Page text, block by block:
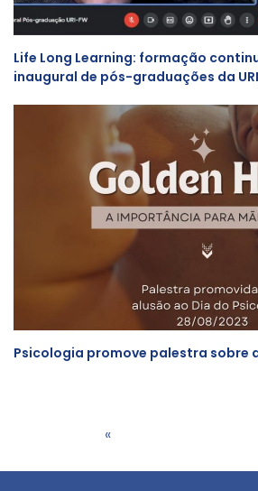
Life Long Learning: formação
inaugural de pós-graduações da
Psicologia promove palestra sobre
«